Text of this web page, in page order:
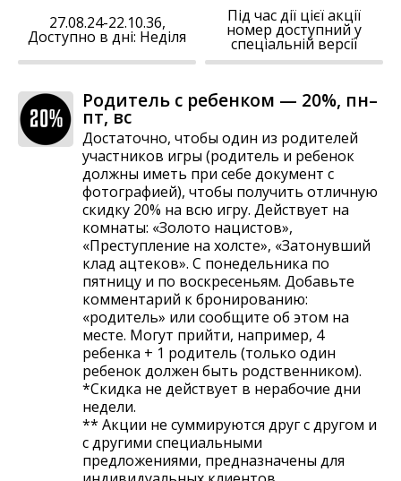
27.08.24-22.10.36,
Доступно в дні: Неділя
Під час дії цієї акції
номер доступний у
спеціальній версії
Родитель с ребенком — 20%, пн–
пт, вс
Достаточно, чтобы один из родителей
участников игры (родитель и ребенок
должны иметь при себе документ с
фотографией), чтобы получить отличную
скидку 20% на всю игру. Действует на
комнаты: «Золото нацистов»,
«Преступление на холсте», «Затонувший
клад ацтеков». С понедельника по
пятницу и по воскресеньям. Добавьте
комментарий к бронированию:
«родитель» или сообщите об этом на
месте. Могут прийти, например, 4
ребенка + 1 родитель (только один
ребенок должен быть родственником).
*Скидка не действует в нерабочие дни
недели.
** Акции не суммируются друг с другом и
с другими специальными
предложениями, предназначены для